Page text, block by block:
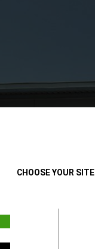
CHOOSE YOUR SITE